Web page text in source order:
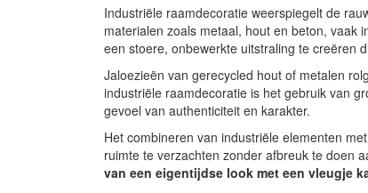
Industriële raamdecoratie weerspiegelt de
materialen zoals metaal, hout en beton, vaak
een stoere, onbewerkte uitstraling te creëren
Jaloezieën van gerecycled hout of metalen
industriële raamdecoratie is het gebruik van
gevoel van authenticiteit en karakter.
Het combineren van industriële elementen
ruimte te verzachten zonder afbreuk te doen
van een eigentijdse look met een vleugje